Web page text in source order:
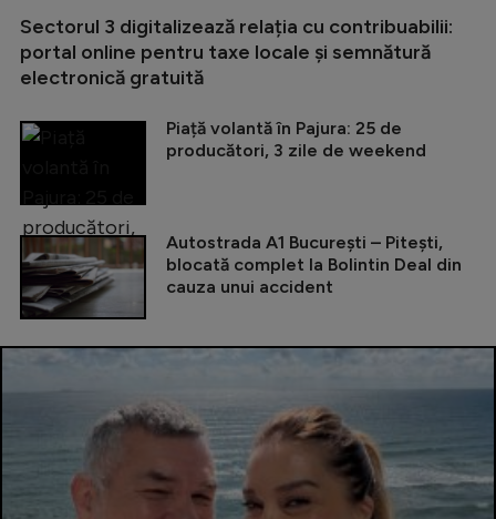
Sectorul 3 digitalizează relația cu contribuabilii:
portal online pentru taxe locale și semnătură
electronică gratuită
Piață volantă în Pajura: 25 de
producători, 3 zile de weekend
Autostrada A1 București – Pitești,
blocată complet la Bolintin Deal din
cauza unui accident